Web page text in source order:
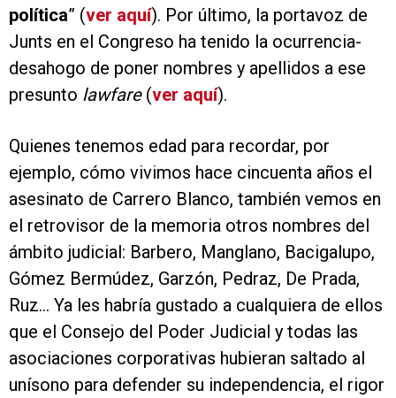
política” (ver aquí). Por último, la portavoz de
Junts en el Congreso ha tenido la ocurrencia-
desahogo de poner nombres y apellidos a ese
presunto lawfare(ver aquí).
Quienes tenemos edad para recordar, por
ejemplo, cómo vivimos hace cincuenta años el
asesinato de Carrero Blanco, también vemos en
el retrovisor de la memoria otros nombres del
ámbito judicial: Barbero, Manglano, Bacigalupo,
Gómez Bermúdez, Garzón, Pedraz, De Prada,
Ruz… Ya les habría gustado a cualquiera de ellos
que el Consejo del Poder Judicial y todas las
asociaciones corporativas hubieran saltado al
unísono para defender su independencia, el rigor